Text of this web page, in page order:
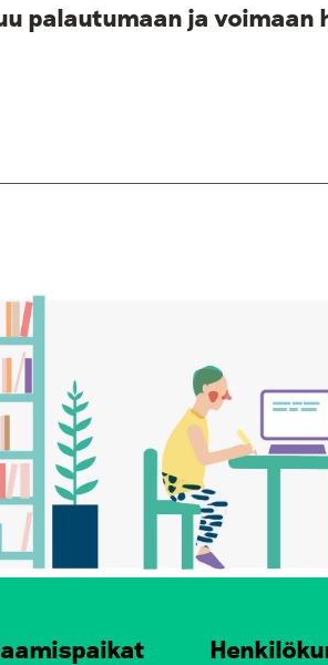
palautumaan ja voimaan